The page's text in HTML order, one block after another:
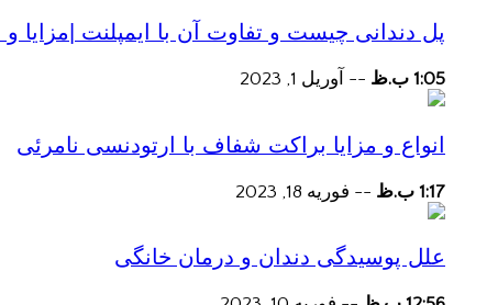
پل دندانی چیست و تفاوت آن با ایمپلنت |مزایا
1:05 ب.ظ -- آوریل 1, 2023
انواع و مزایا براکت شفاف با ارتودنسی نامرئی
1:17 ب.ظ -- فوریه 18, 2023
علل پوسیدگی دندان و درمان خانگی